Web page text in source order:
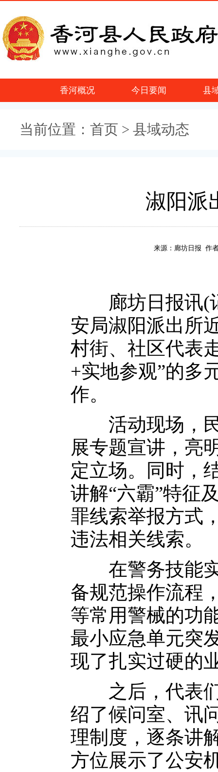
香河概况 今日要闻 县
当前位置： 首页 > 县域动态
淑阳派
来源：廊坊日报 作
廊坊日报讯(记
安局淑阳派出所
村街、社区代表
+实地参观”的多
作。
活动现场，民
展专题宣讲，亮
定立场。同时，
讲解“六霸”特征
罪线索举报方式
违法相关线索。
在警务技能实
备规范操作流程
等常用警械的功
最小应急单元突
现了扎实过硬的
之后，代表们
绍了候问室、讯
理制度，逐条讲
方位展示了公安